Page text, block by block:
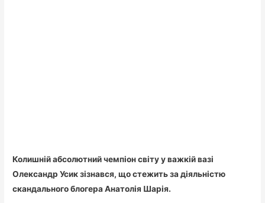
Колишній абсолютний чемпіон світу у важкій вазі
Олександр Усик зізнався, що стежить за діяльністю
скандального блогера Анатолія Шарія.